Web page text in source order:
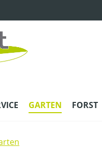
GARTEN FORST